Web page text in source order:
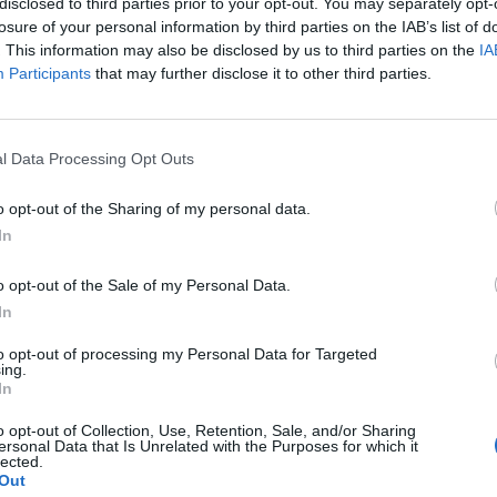
of your personal information by third parties on the IAB’s list of
This information may also be disclosed by us to third parties on the
Participants that may further disclose it to other third parties.
Data Processing Opt Outs
opt-out of the Sharing of my personal data.
opt-out of the Sale of my Personal Data.
opt-out of processing my Personal Data for Targeted
opt-out of Collection, Use, Retention, Sale, and/or Sharing
Data that Is Unrelated with the Purposes for which it
Donald Trump amerikai elnökről, mivel azok
platformján. I regret some of my posts about President last
Elon (Musk) June 11, 2025 Musk azt nem jelezte,
portfolio.hu hírarchívumához tartozik, melynek olvasása
tartalmazza:
cikkarchívum